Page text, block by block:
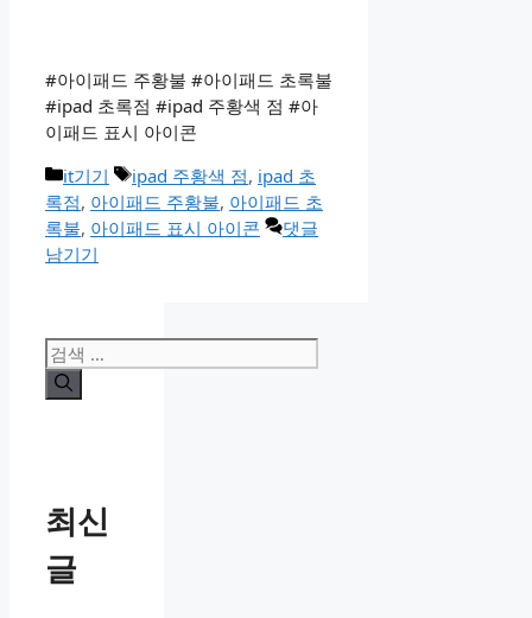
#아이패드 주황불 #아이패드 초록불
#ipad 초록점 #ipad 주황색 점 #아
이패드 표시 아이콘
카
테
고
리
it기기
태
그
ipad 주황색 점, ipad 초
록점, 아이패드 주황불, 아이패드 초
록불, 아이패드 표시 아이콘
댓글
남기기
검
색:
최신
글